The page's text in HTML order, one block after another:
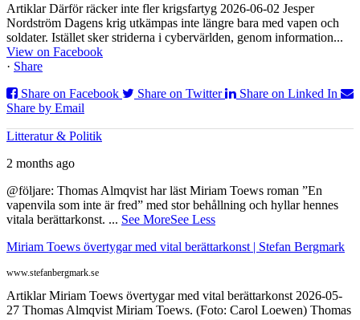
Artiklar Därför räcker inte fler krigsfartyg 2026-06-02 Jesper
Nordström Dagens krig utkämpas inte längre bara med vapen och
soldater. Istället sker striderna i cybervärlden, genom information...
View on Facebook
· Share
Share on Facebook
Share on Twitter
Share on Linked In
Share by Email
Litteratur & Politik
2 months ago
@följare: Thomas Almqvist har läst Miriam Toews roman ”En
vapenvila som inte är fred” med stor behållning och hyllar hennes
vitala berättarkonst. ... See MoreSee Less
Miriam Toews övertygar med vital berättarkonst | Stefan Bergmark
www.stefanbergmark.se
Artiklar Miriam Toews övertygar med vital berättarkonst 2026-05-
27 Thomas Almqvist Miriam Toews. (Foto: Carol Loewen) Thomas